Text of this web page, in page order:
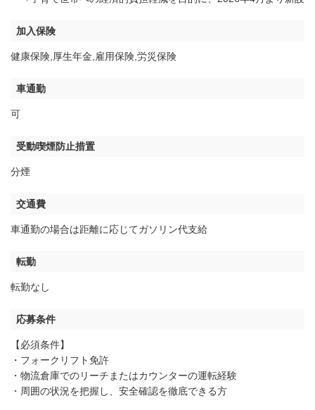
加入保険
健康保険,厚生年金,雇用保険,労災保険
車通勤
可
受動喫煙防止措置
分煙
交通費
車通勤の場合は距離に応じてガソリン代支給
転勤
転勤なし
応募条件
【必須条件】
・フォークリフト免許
・物流倉庫でのリーチまたはカウンターの運転経験
・周囲の状況を把握し、安全確認を徹底できる方